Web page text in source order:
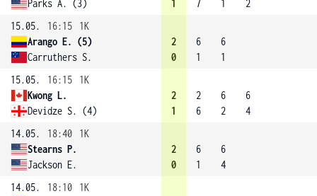
Parks A. (3) 1 7 1
2
15.05.
16:15
1K
Arango E. (5)
Carruthers S.
2
0
6
1
6
1
15.05.
16:15
1K
Kwong L.
Devidze S. (4)
2
1
2
6
6
2
6
4
14.05.
18:40
1K
Stearns P.
Jackson E.
2
0
6
1
6
4
14.05.
18:10
1K